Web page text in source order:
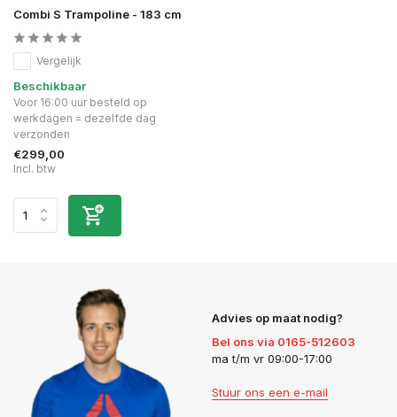
Combi S Trampoline - 183 cm
Vergelijk
Beschikbaar
Voor 16:00 uur besteld op
werkdagen = dezelfde dag
verzonden
€299,00
Incl. btw
Advies op maat nodig?
Bel ons via 0165-512603
ma t/m vr 09:00-17:00
Stuur ons een e-mail